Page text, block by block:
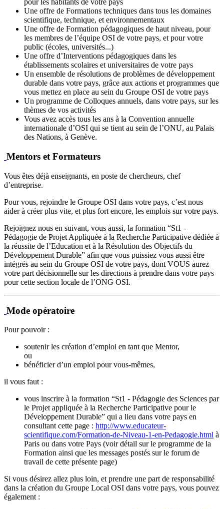
pour les habitants de votre pays
Une offre de Formations techniques dans tous les domaines
scientifique, technique, et environnementaux
Une offre de Formation pédagogiques de haut niveau, pour
les membres de l’équipe OSI de votre pays, et pour votre
public (écoles, universités...)
Une offre d’Interventions pédagogiques dans les
établissements scolaires et universitaires de votre pays
Un ensemble de résolutions de problèmes de développement
durable dans votre pays, grâce aux actions et programmes que
vous mettez en place au sein du Groupe OSI de votre pays
Un programme de Colloques annuels, dans votre pays, sur les
thèmes de vos activités
Vous avez accès tous les ans à la Convention annuelle
internationale d’OSI qui se tient au sein de l’ONU, au Palais
des Nations, à Genève.
Mentors et Formateurs
Vous êtes déjà enseignants, en poste de chercheurs, chef
d’entreprise.
Pour vous, rejoindre le Groupe OSI dans votre pays, c’est nous
aider à créer plus vite, et plus fort encore, les emplois sur votre pays.
Rejoignez nous en suivant, vous aussi, la formation “St1 -
Pédagogie de Projet Appliquée à la Recherche Participative dédiée à
la réussite de l’Education et à la Résolution des Objectifs du
Développement Durable” afin que vous puissiez vous aussi être
intégrés au sein du Groupe OSI de votre pays, dont VOUS aurez
votre part décisionnelle sur les directions à prendre dans votre pays
pour cette section locale de l’ONG OSI.
Mode opératoire
Pour pouvoir :
soutenir les création d’emploi en tant que Mentor,
ou
bénéficier d’un emploi pour vous-mêmes,
il vous faut :
vous inscrire à la formation “St1 - Pédagogie des Sciences par
le Projet appliquée à la Recherche Participative pour le
Développement Durable” qui a lieu dans votre pays en
consultant cette page : http://www.educateur-
scientifique.com/Formation-de-Niveau-1-en-Pedagogie.html à
Paris ou dans votre Pays (voir détail sur le programme de la
Formation ainsi que les messages postés sur le forum de
travail de cette présente page)
Si vous désirez allez plus loin, et prendre une part de responsabilité
dans la création du Groupe Local OSI dans votre pays, vous pouvez
également :